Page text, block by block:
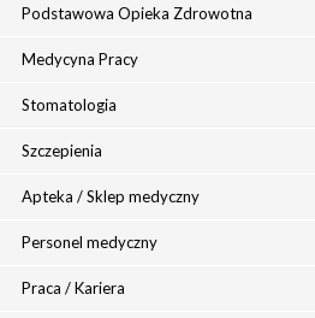
Podstawowa Opieka Zdrowotna
Medycyna Pracy
Stomatologia
Szczepienia
Apteka / Sklep medyczny
Personel medyczny
Praca / Kariera